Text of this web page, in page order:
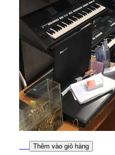
Thêm vào giỏ hàng